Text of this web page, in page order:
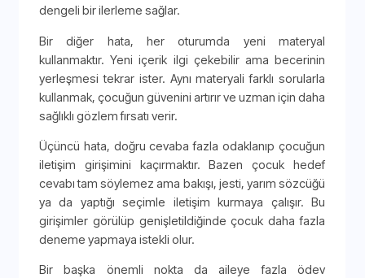
dengeli bir ilerleme sağlar.
Bir diğer hata, her oturumda yeni materyal
kullanmaktır. Yeni içerik ilgi çekebilir ama becerinin
yerleşmesi tekrar ister. Aynı materyali farklı sorularla
kullanmak, çocuğun güvenini artırır ve uzman için daha
sağlıklı gözlem fırsatı verir.
Üçüncü hata, doğru cevaba fazla odaklanıp çocuğun
iletişim girişimini kaçırmaktır. Bazen çocuk hedef
cevabı tam söylemez ama bakışı, jesti, yarım sözcüğü
ya da yaptığı seçimle iletişim kurmaya çalışır. Bu
girişimler görülüp genişletildiğinde çocuk daha fazla
deneme yapmaya istekli olur.
Bir başka önemli nokta da aileye fazla ödev